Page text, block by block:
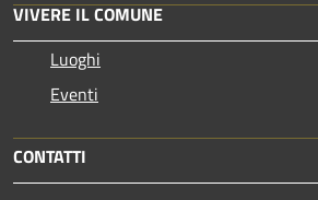
VIVERE IL COMUNE
Luoghi
Eventi
CONTATTI